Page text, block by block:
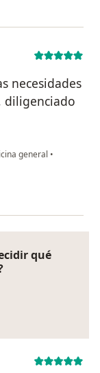
necesidades
diligenciado
general •
qué